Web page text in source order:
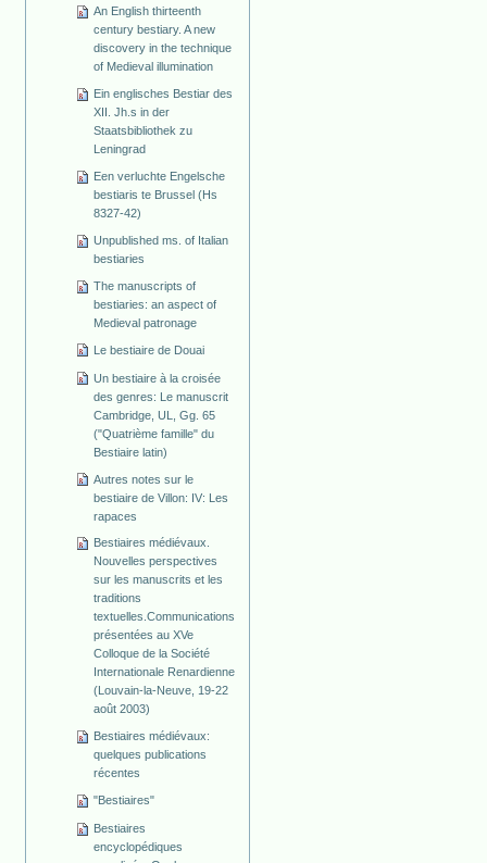
An English thirteenth
century bestiary. A new
discovery in the technique
of Medieval illumination
Ein englisches Bestiar des
XII. Jh.s in der
Staatsbibliothek zu
Leningrad
Een verluchte Engelsche
bestiaris te Brussel (Hs
8327-42)
Unpublished ms. of Italian
bestiaries
The manuscripts of
bestiaries: an aspect of
Medieval patronage
Le bestiaire de Douai
Un bestiaire à la croisée
des genres: Le manuscrit
Cambridge, UL, Gg. 65
("Quatrième famille" du
Bestiaire latin)
Autres notes sur le
bestiaire de Villon: IV: Les
rapaces
Bestiaires médiévaux.
Nouvelles perspectives
sur les manuscrits et les
traditions
textuelles.Communications
présentées au XVe
Colloque de la Société
Internationale Renardienne
(Louvain-la-Neuve, 19-22
août 2003)
Bestiaires médiévaux:
quelques publications
récentes
"Bestiaires"
Bestiaires
encyclopédiques